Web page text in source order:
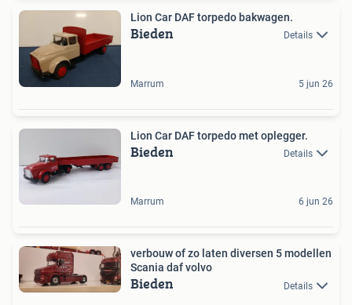
Lion Car DAF torpedo bakwagen.
Bieden Details
Marrum 5 jun 26
Lion Car DAF torpedo met oplegger.
Bieden Details
Marrum 6 jun 26
verbouw of zo laten diversen 5 modellen
Scania daf volvo
Bieden Details